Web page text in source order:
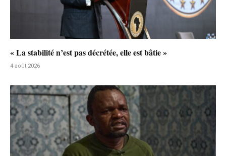
« La stabilité n’est pas décrétée, elle est bâtie »
4 août 2026